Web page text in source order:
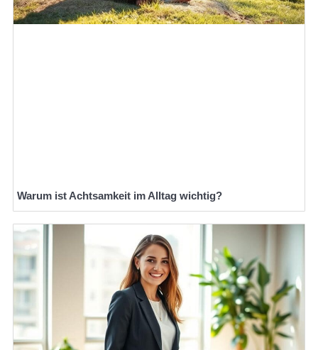
Warum ist Achtsamkeit im Alltag wichtig?